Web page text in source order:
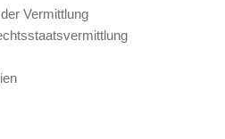
Vermittlung